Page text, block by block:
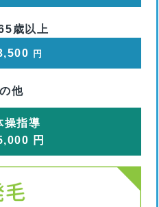
歳以上
円
他
操指導
円